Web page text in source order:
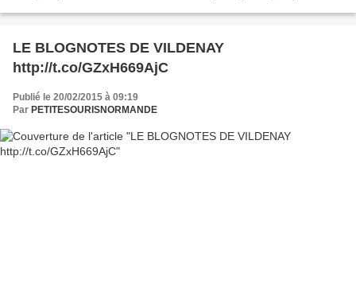
LE BLOGNOTES DE VILDENAY
http://t.co/GZxH669AjC
Publié le 20/02/2015 à 09:19
Par PETITESOURISNORMANDE